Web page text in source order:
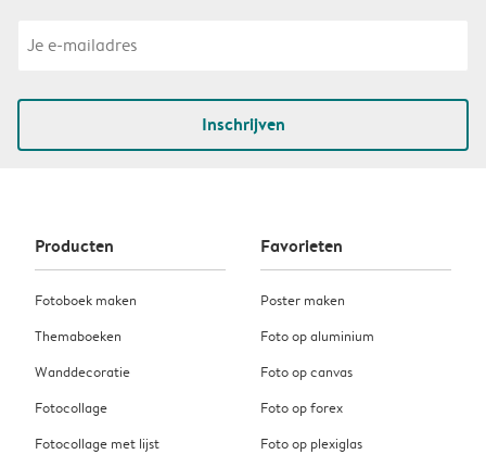
Inschrijven
Producten
Fotoboek maken
Themaboeken
Wanddecoratie
Fotocollage
Fotocollage met lijst
Favorieten
Poster maken
Foto op aluminium
Foto op canvas
Foto op forex
Foto op plexiglas